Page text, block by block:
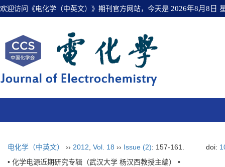
欢迎访问《电化学（中英文）》期刊官方网站，今天是 2026年8月8日
电化学（中英文） ›› 2012 Vol. 18 ›› Issue (2): 157-161. doi:
• 化学电源近期研究专辑（武汉大学 杨汉西教授主编） •